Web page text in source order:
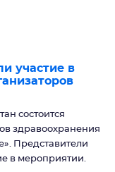
участие в
состоится
здравоохранения
Представители
в мероприятии.